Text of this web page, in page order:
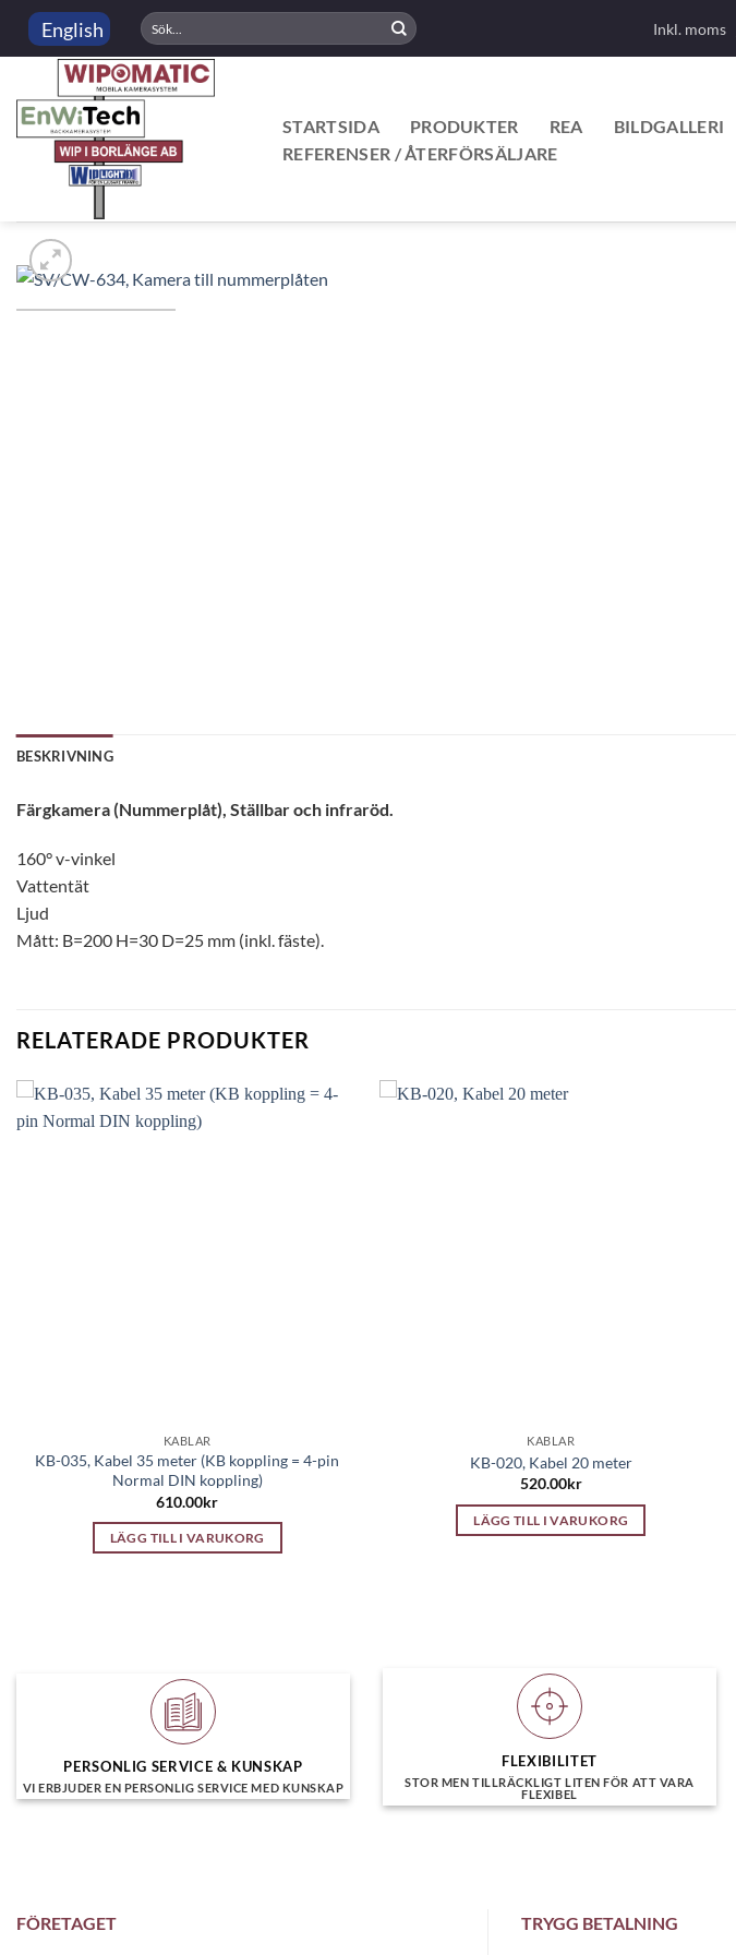
Skip
English
Sök
efter:
Inkl. moms
STARTSIDA PRODUKTER REA BILDGALLERI
REFERENSER / ÅTERFÖRSÄLJARE
BESKRIVNING
Färgkamera (Nummerplåt), Ställbar och infraröd.
160° v-vinkel
Vattentät
Ljud
Mått: B=200 H=30 D=25 mm (inkl. fäste).
RELATERADE PRODUKTER
KABLAR
KB-035, Kabel 35 meter (KB koppling = 4-pin
Normal DIN koppling)
610.00kr
LÄGG TILL I VARUKORG
KABLAR
KB-020, Kabel 20 meter
520.00kr
LÄGG TILL I VARUKORG
PERSONLIG SERVICE & KUNSKAP
VI ERBJUDER EN PERSONLIG SERVICE MED KUNSKAP
FLEXIBILITET
STOR MEN TILLRÄCKLIGT LITEN FÖR ATT VARA
FLEXIBEL
FÖRETAGET TRYGG BETALNING